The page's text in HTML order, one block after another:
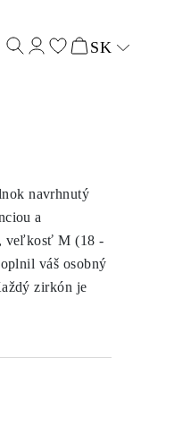
SK
navrhnutý
a
veľkosť M (18 -
váš osobný
zirkón je